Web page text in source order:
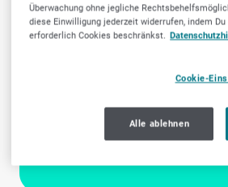
Online sichtbar für
Vertrauen durch
Kostenfrei
Überwachung ohne jegliche
diese Einwilligung jederzeit widerrufen, indem
erforderlich Cookies beschränkst.
Cookie-
Alle ablehnen